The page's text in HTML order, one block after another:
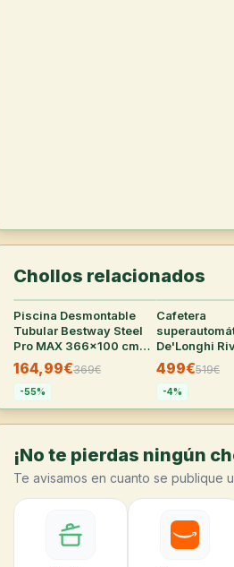
Chollos relacionados
33
Piscina Desmontable
Tubular Bestway Steel
Pro MAX 366x100 cm
con Depuradora y
Escalera
164,99€369€
-55%
Cafetera
De'Longhi
Perfetto con
Bean Adapt
499€519€
-4%
¡No te pierdas ningún
Te avisamos en cuanto se publique